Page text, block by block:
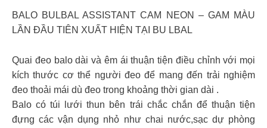
BALO BULBAL ASSISTANT CAM NEON – GAM MÀU
LẦN ĐẦU TIÊN XUẤT HIỆN TẠI BU LBAL
Quai đeo balo dài và êm ái thuận tiện điều chỉnh với mọi
kích thước cơ thể người đeo để mang đến trải nghiệm
đeo thoải mái dù đeo trong khoảng thời gian dài .
Balo có túi lưới thun bên trái chắc chắn để thuận tiện
đựng các vận dụng nhỏ như chai nước,sạc dự phòng